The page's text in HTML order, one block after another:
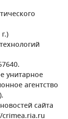
унитарное
агентство
сайта